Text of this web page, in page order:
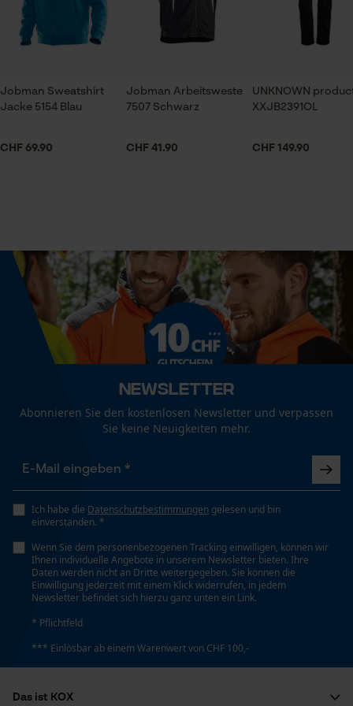
Applikationen
Logo-Aufnäher
Armabschluss
Outdoor, Landwirtschaft, Handwerk, Garten- und
Landschaftsbau
Geschlecht
Unisex
Jahreszeit
Ganzjahresartikel
Unifarben
Passform
Active Fit
Vordertaschen, Seitentaschen,
Reißverschlusstaschen, Jackentaschen
Jobman Sweatshirt
Jacke 5154 Blau
CHF 69.90
Jobman Arbeitsweste
7507 Schwarz
CHF 41.90
UNKNOWN
XXJB2391OL
CHF 149.90
Newsletter
Abonnieren Sie den kostenlosen Newsletter und verpassen
Sie keine Neuigkeiten mehr.
Ich habe die Datenschutzbestimmungen gelesen und bin
einverstanden. *
Wenn Sie dem personenbezogenen Tracking einwilligen, können wir
Ihnen individuelle Angebote in unserem Newsletter bieten. Ihre
Daten werden nicht an Dritte weitergegeben. Sie können die
Einwilligung jederzeit mit einem Klick widerrufen, in jedem
Newsletter befindet sich hierzu ganz unten ein Link.
* Pflichtfeld
*** Einlösbar ab einem Warenwert von CHF 100,-
Das ist KOX
Prüfung setzen von Cookies
Datenverarbeitung
Econda Tag Manager
Econda Analytics
Mouseflow Web Analytics Tool
Fact-Finder Tracking
Funktionale Cookies
Geo-IP und User Detection
YouTube-Videos
Google Maps